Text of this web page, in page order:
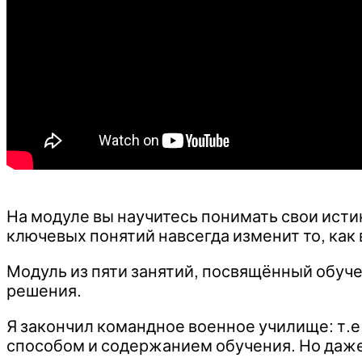
На модуле вы научитесь понимать свои
ключевых понятий навсегда изменит то,
Модуль из пяти занятий, посвящённый
решения.
Я закончил командное военное училище:
способом и содержанием обучения. Но